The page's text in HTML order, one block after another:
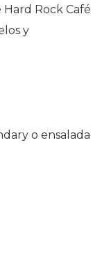
Hard Rock Café
y
o ensalada